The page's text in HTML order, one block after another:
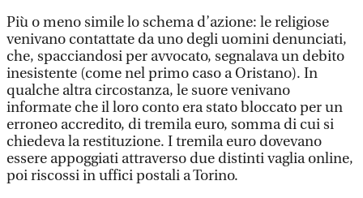
Più o meno simile lo schema d’azione: le religiose
venivano contattate da uno degli uomini denunciati,
che, spacciandosi per avvocato, segnalava un debito
inesistente (come nel primo caso a Oristano). In
qualche altra circostanza, le suore venivano
informate che il loro conto era stato bloccato per un
erroneo accredito, di tremila euro, somma di cui si
chiedeva la restituzione. I tremila euro dovevano
essere appoggiati attraverso due distinti vaglia online,
poi riscossi in uffici postali a Torino.